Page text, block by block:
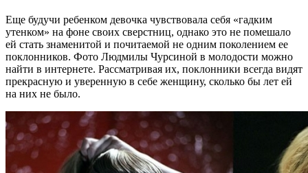
Еще будучи ребенком девочка чувствовала себя «гадким
утенком» на фоне своих сверстниц, однако это не помешало
ей стать знаменитой и почитаемой не одним поколением ее
поклонников. Фото Людмилы Чурсиной в молодости можно
найти в интернете. Рассматривая их, поклонники всегда видят
прекрасную и уверенную в себе женщину, сколько бы лет ей
на них не было.